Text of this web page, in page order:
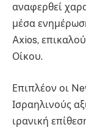
αναφερθεί
μέσα
Axios,
Οίκου.
Επιπλέον οι
Ισραηλινούς
ιρανική